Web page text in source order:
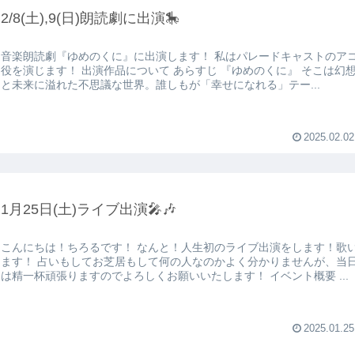
2/8(土),9(日)朗読劇に出演🎠
音楽朗読劇『ゆめのくに』に出演します！ 私はパレードキャストのアコ
役を演じます！ 出演作品について あらすじ 『ゆめのくに』 そこは幻想
と未来に溢れた不思議な世界。誰しもが「幸せになれる」テー...
2025.02.02
1月25日(土)ライブ出演🎤🎶
こんにちは！ちろるです！ なんと！人生初のライブ出演をします！歌い
ます！ 占いもしてお芝居もして何の人なのかよく分かりませんが、当日
2025.01.25